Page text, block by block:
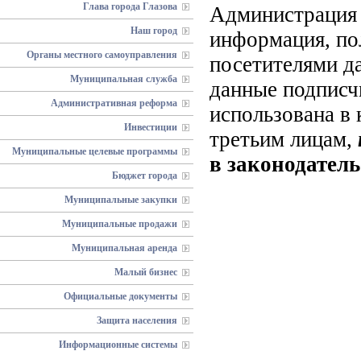
Глава города Глазова
Наш город
Органы местного самоуправления
Муниципальная служба
Административная реформа
Инвестиции
Муниципальные целевые программы
Бюджет города
Муниципальные закупки
Муниципальные продажи
Муниципальная аренда
Малый бизнес
Официальные документы
Защита населения
Информационные системы
Администрация
информация,
посетителями
данные
использована
третьим лицам,
в